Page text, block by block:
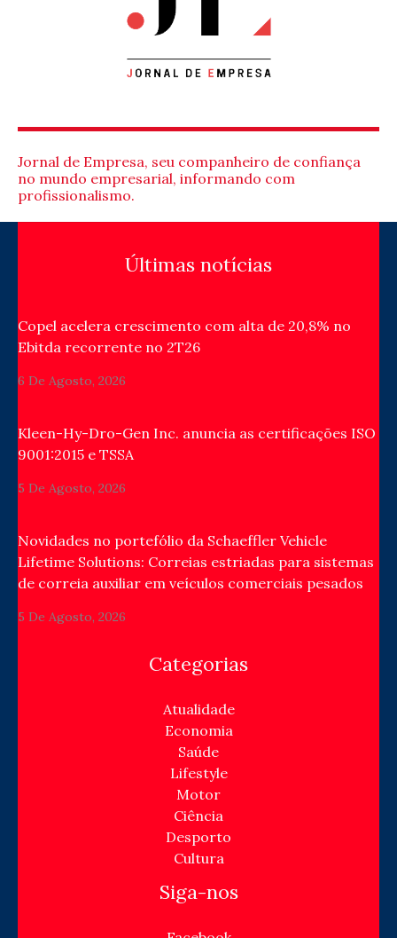
Jornal de Empresa, seu companheiro de confiança
no mundo empresarial, informando com
profissionalismo.
Últimas notícias
Copel acelera crescimento com alta de 20,8% no
Ebitda recorrente no 2T26
6 De Agosto, 2026
Kleen-Hy-Dro-Gen Inc. anuncia as certificações ISO
9001:2015 e TSSA
5 De Agosto, 2026
Novidades no portefólio da Schaeffler Vehicle
Lifetime Solutions: Correias estriadas para sistemas
de correia auxiliar em veículos comerciais pesados
5 De Agosto, 2026
Categorias
Atualidade
Economia
Saúde
Lifestyle
Motor
Ciência
Desporto
Cultura
Siga-nos